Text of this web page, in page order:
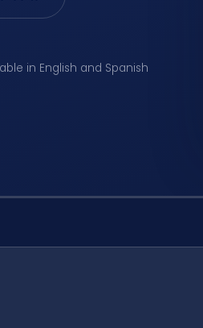
in English and Spanish